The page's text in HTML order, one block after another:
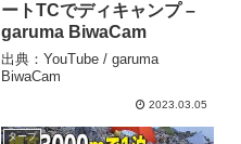
ートTCでディキャンプ –
garuma BiwaCam
出典：YouTube / garuma
BiwaCam
2023.03.05
タープ